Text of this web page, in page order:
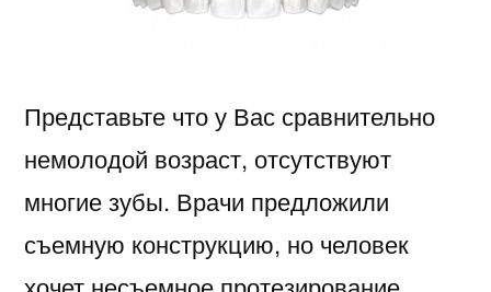
Представьте что у Вас сравнительно
немолодой возраст, отсутствуют
многие зубы. Врачи предложили
съемную конструкцию, но человек